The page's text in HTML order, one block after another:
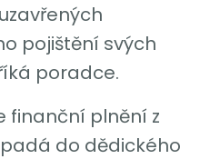
pojištění svých
poradce.
finanční plnění z
do dědického